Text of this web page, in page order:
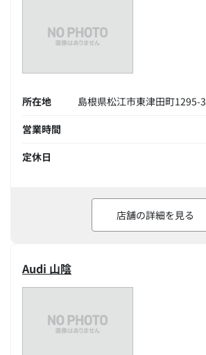
所在地
島根県松江市東津田町1295-3
営業時間
定休日
店舗の詳細を見る
Audi 山陰